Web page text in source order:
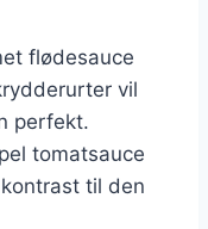
flødesauce
vil
perfekt.
tomatsauce
til den